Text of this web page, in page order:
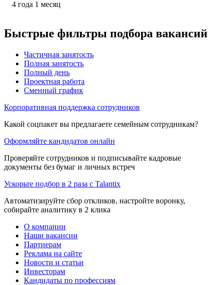
4 года 1 месяц
Быстрые фильтры подбора вакансий
Частичная занятость
Полная занятость
Полный день
Проектная работа
Сменный график
Корпоративная поддержка сотрудников
Какой соцпакет вы предлагаете семейным сотрудникам?
Оформляйте кандидатов онлайн
Проверяйте сотрудников и подписывайте кадровые
документы без бумаг и личных встреч
Ускорьте подбор в 2 раза с Talantix
Автоматизируйте сбор откликов, настройте воронку,
собирайте аналитику в 2 клика
О компании
Наши вакансии
Партнерам
Реклама на сайте
Новости и статьи
Инвесторам
Кандидаты по профессиям